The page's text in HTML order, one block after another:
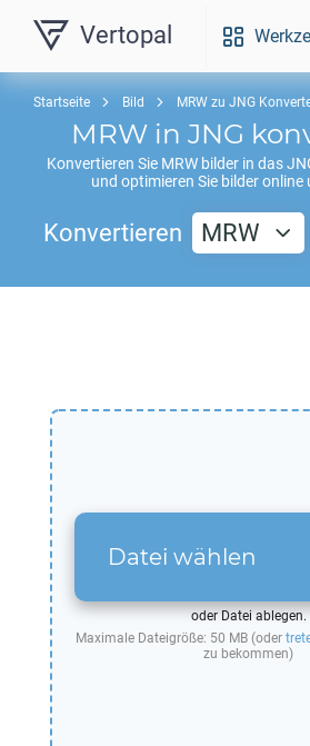
Vertopal
Startseite Bild MRW zu JNG
MRW in JNG
Konvertieren Sie MRWbilder in das
und optimieren Sie bilder online
Konvertieren MRW
Datei wählen
oder Datei ablegen.
Maximale Dateigröße: 50 MB (oder
zu bekommen)